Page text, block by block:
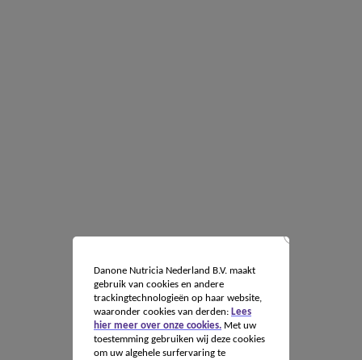
Danone Nutricia Nederland B.V. maakt
gebruik van cookies en andere
trackingtechnologieën op haar website,
waaronder cookies van derden: Lees
hier meer over onze cookies.Met uw
toestemming gebruiken wij deze cookies
om uw algehele surfervaring te